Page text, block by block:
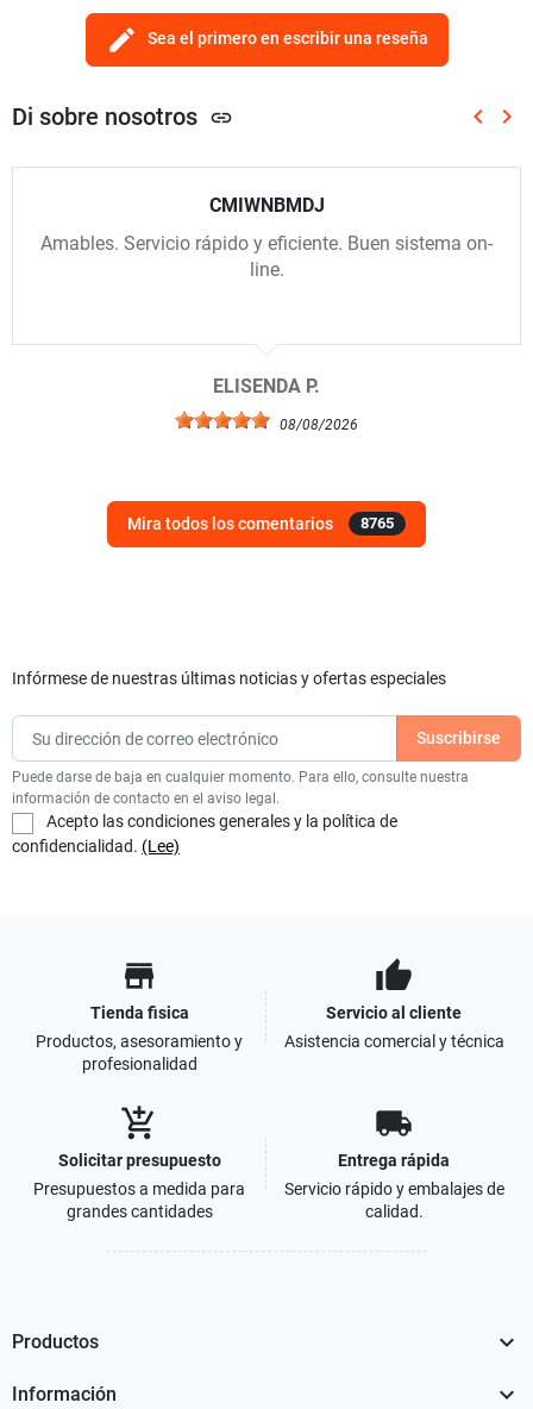
edit Sea el primero en escribir una reseña
Di sobre nosotros link keyboard_arrow_left keyboard_arrow_right
CMIWNBMDJ
Amables. Servicio rápido y eficiente. Buen sistema on-
line.
ELISENDA P.
08/08/2026
Mira todos los comentarios 8765
Infórmese de nuestras últimas noticias y ofertas especiales
Puede darse de baja en cualquier momento. Para ello, consulte nuestra
información de contacto en el aviso legal.
Acepto las condiciones generales y la política de
confidencialidad. (Lee)
store
Tienda fisica
Productos, asesoramiento y
profesionalidad
thumb_up
Servicio al cliente
Asistencia comercial y técnica
add_shopping_cart
Solicitar presupuesto
Presupuestos a medida para
grandes cantidades
local_shipping
Entrega rápida
Servicio rápido y embalajes de
calidad.
Productos 
Información 